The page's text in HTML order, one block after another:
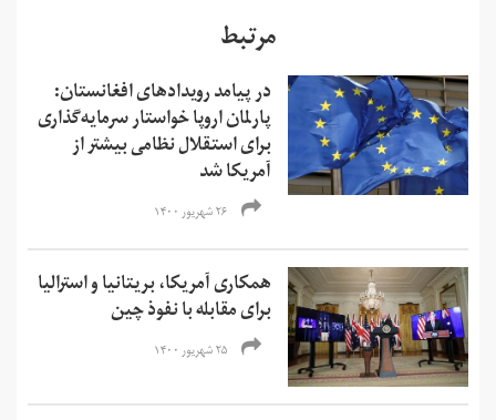
مرتبط
در پیامد رویدادهای افغانستان:
پارلمان اروپا خواستار سرمایه‌گذاری
برای استقلال نظامی بیشتر از
آمریکا شد
۲۶ شهریور ۱۴۰۰
همکاری آمریکا، بریتانیا و استرالیا
برای مقابله با نفوذ چین
۲۵ شهریور ۱۴۰۰